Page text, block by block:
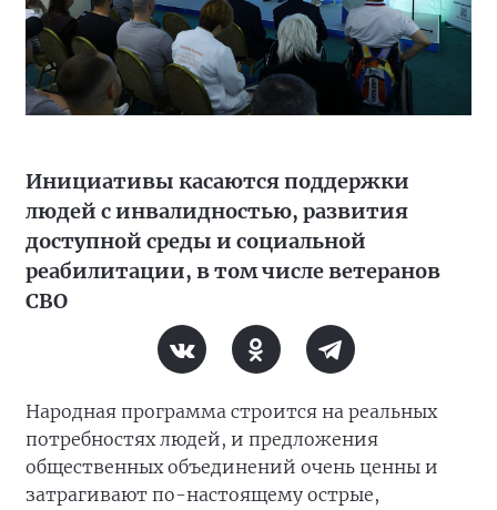
Инициативы касаются поддержки
людей с инвалидностью, развития
доступной среды и социальной
реабилитации, в том числе ветеранов
СВО
Народная программа строится на реальных
потребностях людей, и предложения
общественных объединений очень ценны и
затрагивают по-настоящему острые,